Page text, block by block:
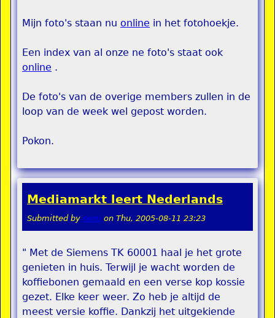
Mijn foto's staan nu online in het fotohoekje.
Een index van al onze ne foto's staat ook
online .
De foto's van de overige members zullen in de
loop van de week wel gepost worden.
Pokon.
Mediamarkt leert Nederlands
Submitted by remi on Thu, 2005-08-11 23:23
" Met de Siemens TK 60001 haal je het grote
genieten in huis. Terwijl je wacht worden de
koffiebonen gemaald en een verse kop kossie
gezet. Elke keer weer. Zo heb je altijd de
meest versie koffie. Dankzij het uitgekiende